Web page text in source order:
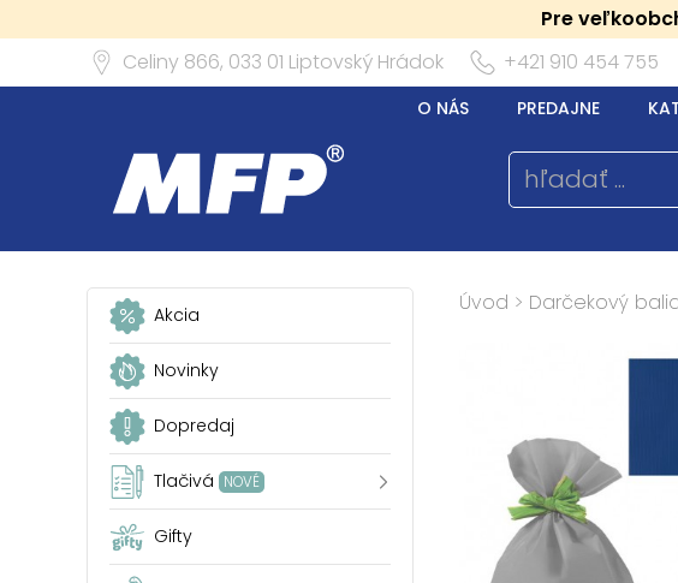
Pre
Celiny 866, 033 01 Liptovský Hrádok +421 910 454 755
O NÁS PREDAJNE
Akcia
Novinky
Dopredaj
Tlačivá NOVÉ
Gifty
Úvod > Darčekový